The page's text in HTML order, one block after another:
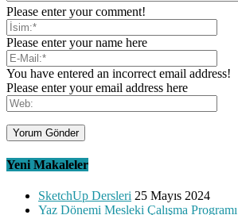
Please enter your comment!
Please enter your name here
You have entered an incorrect email address!
Please enter your email address here
Yeni Makaleler
SketchUp Dersleri 25 Mayıs 2024
Yaz Dönemi Mesleki Çalışma Programı